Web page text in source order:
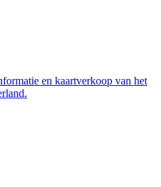
en kaartverkoop van het